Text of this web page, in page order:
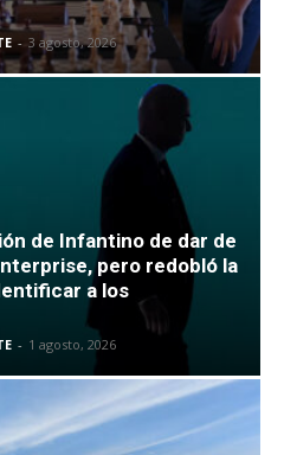
- 3 agosto, 2026
de Infantino de dar de
pero redobló la
a los
- 1 agosto, 2026